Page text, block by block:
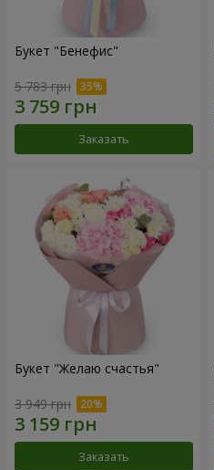
Букет "Бенефис"
5 783 грн
Заказать
Букет "Желаю счастья"
3 949 грн
Заказать